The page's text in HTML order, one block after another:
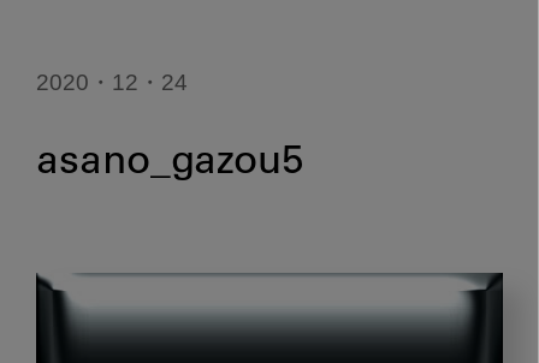
2020・12・24
asano_gazou5